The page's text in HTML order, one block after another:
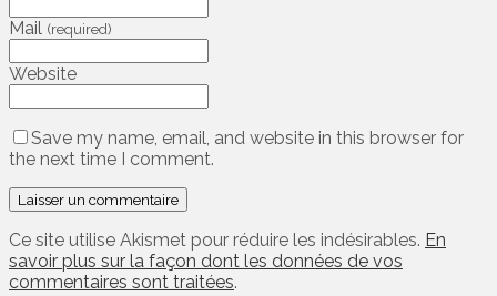
Mail (required)
Website
Save my name, email, and website in this browser for
the next time I comment.
Ce site utilise Akismet pour réduire les indésirables. En
savoir plus sur la façon dont les données de vos
commentaires sont traitées.